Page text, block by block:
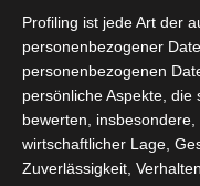
Zeelool
September 22, 2022
Profiling ist jede Art der
personenbezogener
personenbezogenen
persönliche Aspekte,
bewerten, insbesondere,
wirtschaftlicher Lage,
Zuverlässigkeit,